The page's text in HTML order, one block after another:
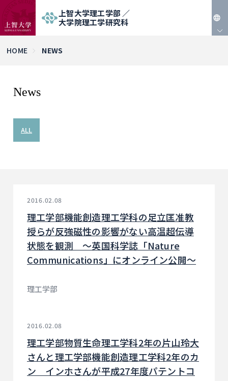
上智大学理工学部 ／
大学院理工学研究科
HOME NEWS
News
ALL
2016.02.08
理工学部機能創造理工学科の足立匡准教
授らが反強磁性の影響がない高温超伝導
状態を観測 ～英国科学誌「Nature
Communications」にオンライン公開～
理工学部
2016.02.08
理工学部物質生命理工学科2年の片山玲大
さんと理工学部機能創造理工学科2年のカ
ン インホさんが平成27年度パテントコ